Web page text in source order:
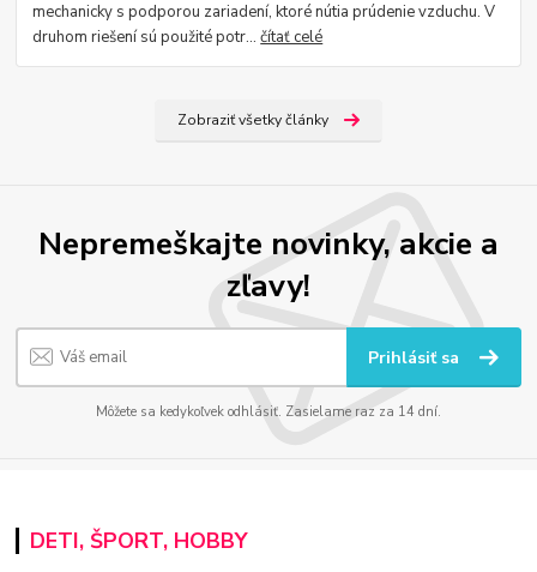
mechanicky s podporou zariadení, ktoré nútia prúdenie vzduchu. V
druhom riešení sú použité potr...čítať celé
Zobraziť všetky články
Nepremeškajte novinky, akcie a
zľavy!
Prihlásiť sa
Môžete sa kedykoľvek odhlásiť. Zasielame raz za 14 dní.
DETI, ŠPORT, HOBBY